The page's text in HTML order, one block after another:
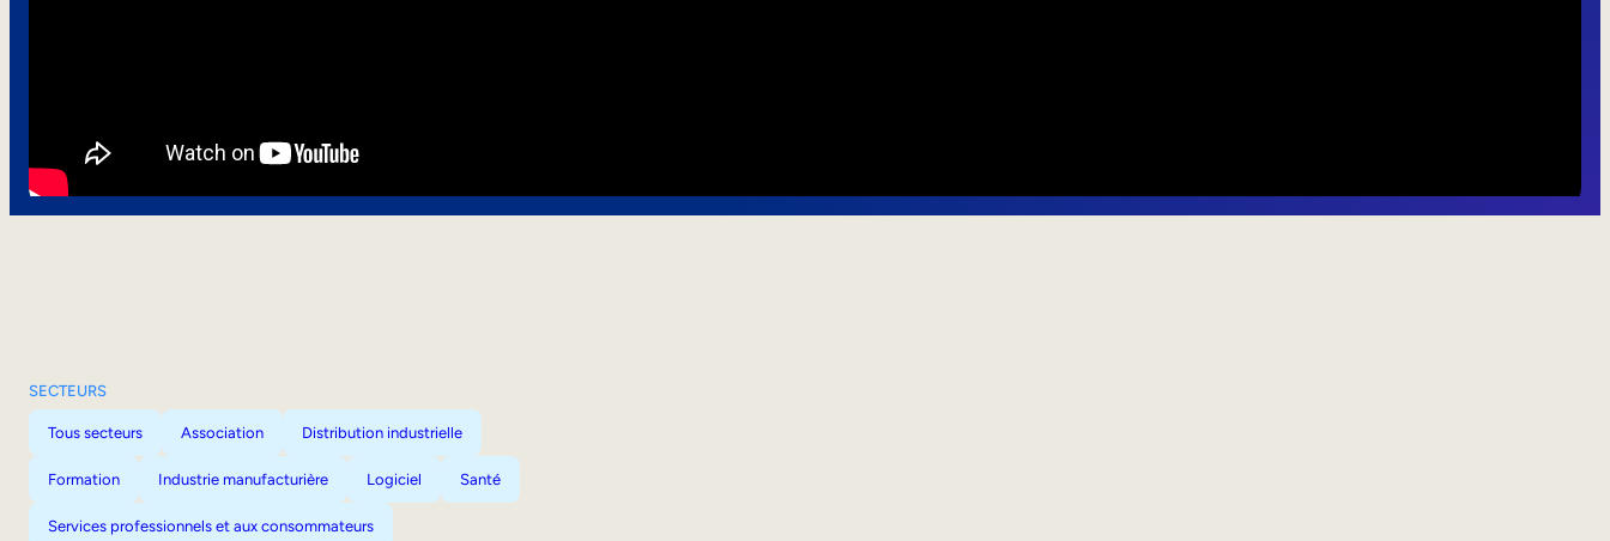
SECTEURS
Tous secteurs Association Distribution industrielle
Formation Industrie manufacturière Logiciel Santé
Services professionnels et aux consommateurs